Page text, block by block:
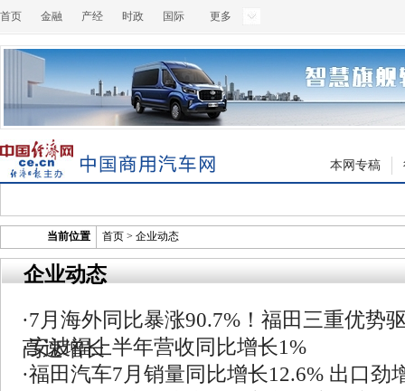
首页 金融 产经 时政 国际 更多
本网专稿
当前位置 首页 > 企业动态
企业动态
·7月海外同比暴涨90.7%！福田三重优势
高速增长
·安波福上半年营收同比增长1%
·福田汽车7月销量同比增长12.6% 出口劲